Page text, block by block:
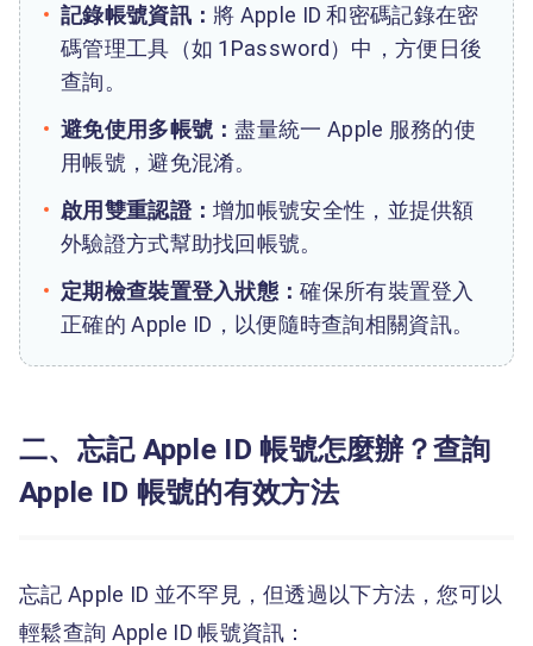
記錄帳號資訊： 將 Apple ID 和密碼記錄在密
碼管理工具（如 1Password）中，方便日後
查詢。
避免使用多帳號：盡量統一 Apple 服務的使
用帳號，避免混淆。
啟用雙重認證：增加帳號安全性，並提供額
外驗證方式幫助找回帳號。
定期檢查裝置登入狀態：確保所有裝置登入
正確的 Apple ID，以便隨時查詢相關資訊。
二、忘記 Apple ID 帳號怎麼辦？查詢
Apple ID 帳號的有效方法
忘記 Apple ID 並不罕見，但透過以下方法，您可以
輕鬆查詢 Apple ID 帳號資訊：